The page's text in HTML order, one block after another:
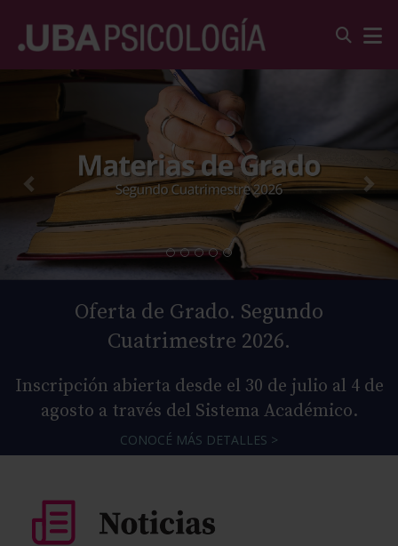
Oferta de Grado. Segundo
Cuatrimestre 2026.
Inscripción abierta desde el 30 de julio al 4 de
agosto a través del Sistema Académico.
CONOCÉ MÁS DETALLES >